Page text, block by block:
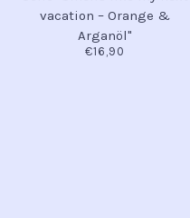
vacation – Orange &
Arganöl"
€16,90